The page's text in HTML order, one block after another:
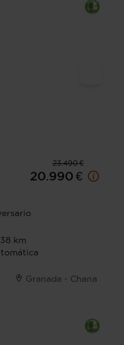
23.490 €
20.990 €
km
Granada - Chana